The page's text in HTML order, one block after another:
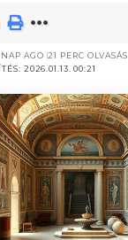
2026.01.13. 00:21
AGO 21 PERC OLVASÁS